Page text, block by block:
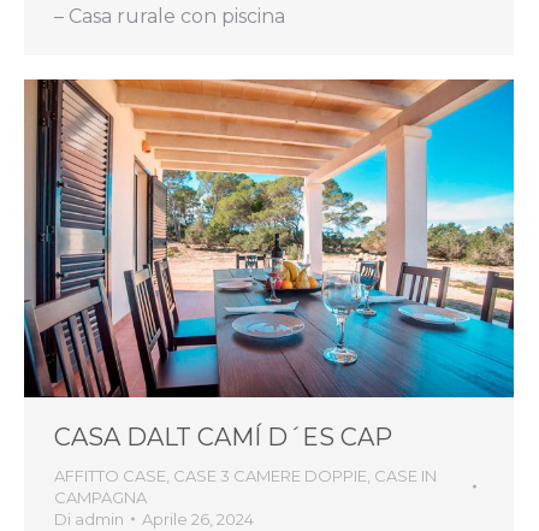
– Casa rurale con piscina
CASA DALT CAMÍ D´ES CAP
AFFITTO CASE, CASE 3 CAMERE DOPPIE, CASE IN
CAMPAGNA
Di admin Aprile 26, 2024